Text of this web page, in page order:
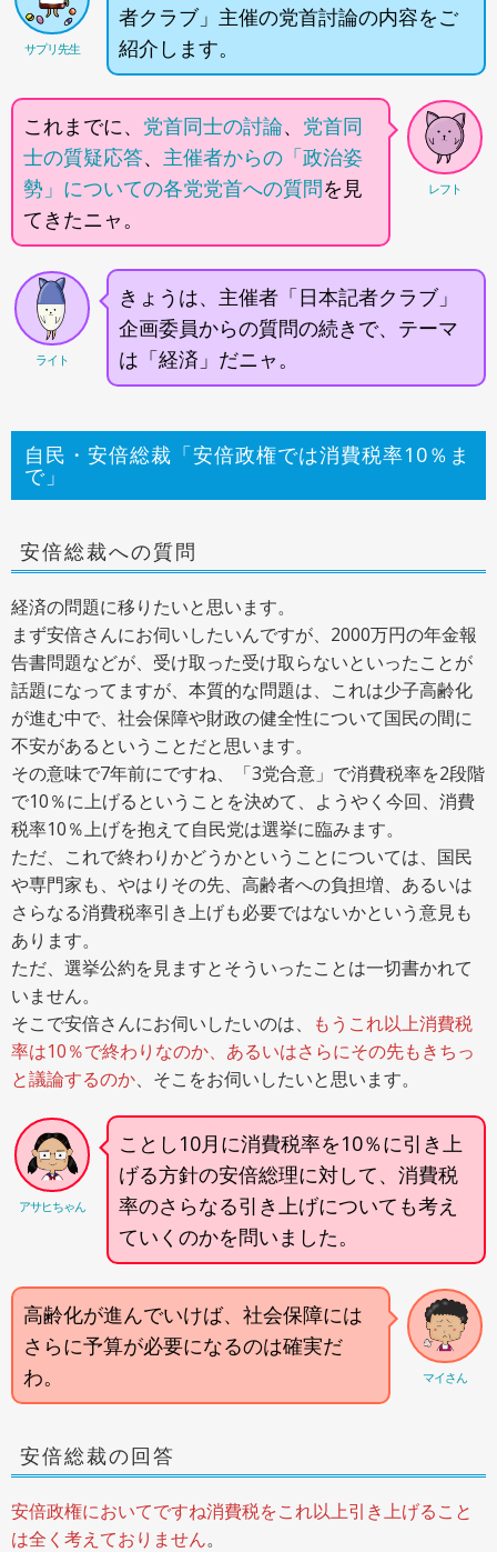
サプリ先生
者クラブ」主催の党首討論の内容をご
紹介します。
レフト
これまでに、 党首同士の討論、 党首同
士の質疑応答、 主催者からの「政治姿
勢」についての各党党首への質問を見
てきたニャ。
ライト
きょうは、主催者「日本記者クラブ」
企画委員からの質問の続きで、テーマ
は「経済」だニャ。
自民・安倍総裁「安倍政権では消費税率10％ま
で」
安倍総裁への質問
経済の問題に移りたいと思います。
まず安倍さんにお伺いしたいんですが、2000万円の年金報
告書問題などが、受け取った受け取らないといったことが
話題になってますが、本質的な問題は、これは少子高齢化
が進む中で、社会保障や財政の健全性について国民の間に
不安があるということだと思います。
その意味で7年前にですね、「3党合意」で消費税率を2段階
で10％に上げるということを決めて、ようやく今回、消費
税率10％上げを抱えて自民党は選挙に臨みます。
ただ、これで終わりかどうかということについては、国民
や専門家も、やはりその先、高齢者への負担増、あるいは
さらなる消費税率引き上げも必要ではないかという意見も
あります。
ただ、選挙公約を見ますとそういったことは一切書かれて
いません。
そこで安倍さんにお伺いしたいのは、
もうこれ以上消費税
率は10％で終わりなのか、あるいはさらにその先もきちっ
と議論するのか、そこをお伺いしたいと思います。
アサヒちゃん
ことし10月に消費税率を10％に引き上
げる方針の安倍総理に対して、消費税
率のさらなる引き上げについても考え
ていくのかを問いました。
マイさん
高齢化が進んでいけば、社会保障には
さらに予算が必要になるのは確実だ
わ。
安倍総裁の回答
安倍政権においてですね消費税をこれ以上引き上げること
は全く考えておりません。